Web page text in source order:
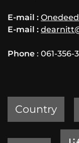
E-mail :
E-mail :
Phone : 061-356-
Country